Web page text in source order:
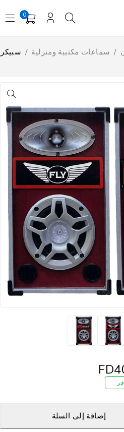
0
سماعات مكتبية ومنزلية
سبيكر
إضافة إلى السلة